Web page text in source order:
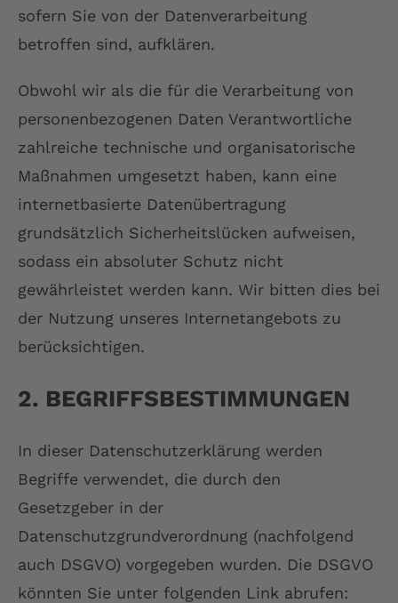
sofern Sie von der Datenverarbeitung
betroffen sind, aufklären.
Obwohl wir als die für die Verarbeitung von
personenbezogenen Daten Verantwortliche
zahlreiche technische und organisatorische
Maßnahmen umgesetzt haben, kann eine
internetbasierte Datenübertragung
grundsätzlich Sicherheitslücken aufweisen,
sodass ein absoluter Schutz nicht
gewährleistet werden kann. Wir bitten dies bei
der Nutzung unseres Internetangebots zu
berücksichtigen.
2. BEGRIFFSBESTIMMUNGEN
In dieser Datenschutzerklärung werden
Begriffe verwendet, die durch den
Gesetzgeber in der
Datenschutzgrundverordnung (nachfolgend
auch DSGVO) vorgegeben wurden. Die DSGVO
könnten Sie unter folgenden Link abrufen: